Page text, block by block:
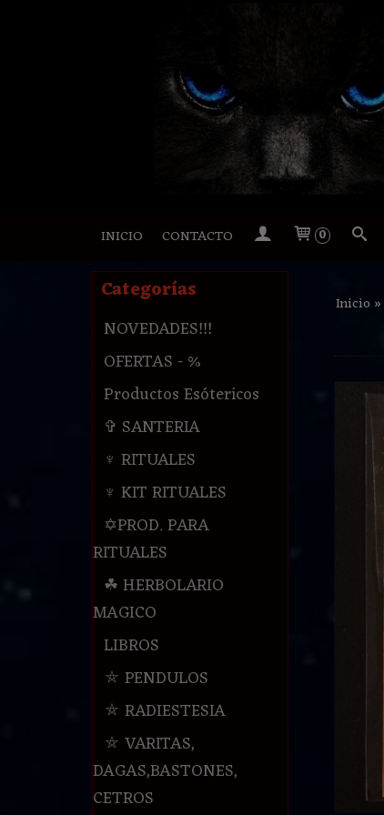
INICIO CONTACTO 0
Categorías
NOVEDADES!!!
OFERTAS - %
Productos Esótericos
✞ SANTERIA
♆ RITUALES
♆ KIT RITUALES
✡PROD. PARA
RITUALES
☘ HERBOLARIO
MAGICO
LIBROS
⛤ PENDULOS
⛤ RADIESTESIA
⛤ VARITAS,
DAGAS,BASTONES,
CETROS
Inicio »